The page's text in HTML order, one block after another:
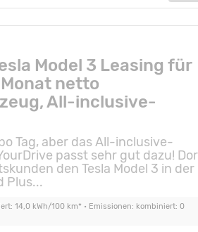
Model 3 Leasing für
netto
All-inclusive-
Tag, aber das All-inclusive-
passt sehr gut dazu!
den Tesla Model 3 in der
Plus...
14,0 kWh/100 km* • Emissionen: kombiniert: 0